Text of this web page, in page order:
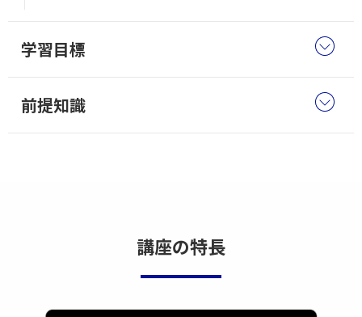
学習目標
前提知識
講座の特長